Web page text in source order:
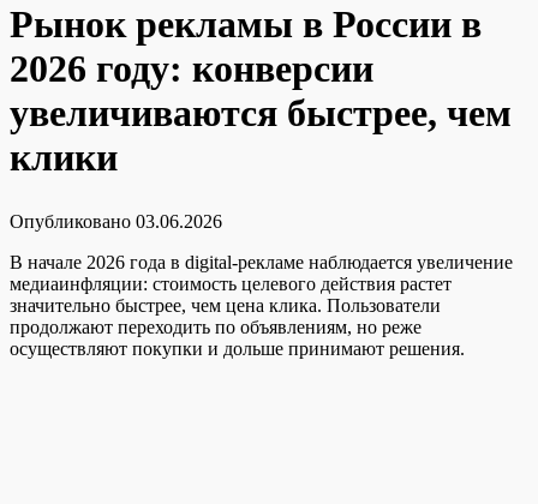
Рынок рекламы в России в
2026 году: конверсии
увеличиваются быстрее, чем
клики
Опубликовано 03.06.2026
В начале 2026 года в digital-рекламе наблюдается увеличение
медиаинфляции: стоимость целевого действия растет
значительно быстрее, чем цена клика. Пользователи
продолжают переходить по объявлениям, но реже
осуществляют покупки и дольше принимают решения.